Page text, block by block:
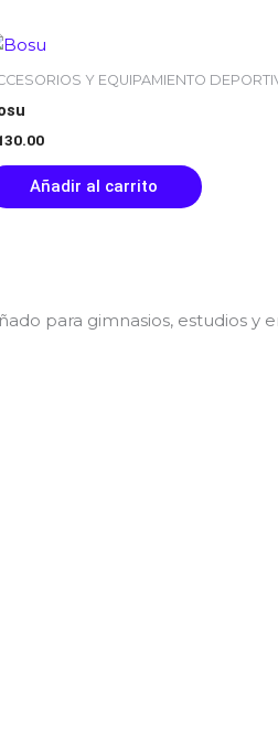
Y EQUIPAMIENTO
Añadir al carrito
para gimnasios, estudios y